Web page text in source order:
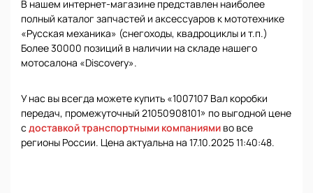
В нашем интернет-магазине представлен наиболее
полный каталог запчастей и аксессуаров к мототехнике
«Русская механика» (снегоходы, квадроциклы и т.п.)
Более 30000 позиций в наличии на складе нашего
мотосалона «Discovery».
У нас вы всегда можете купить «1007107 Вал коробки
передач, промежуточный 21050908101» по выгодной цене
с доставкой транспортными компаниями во все
регионы России. Цена актуальна на 17.10.2025 11:40:48.